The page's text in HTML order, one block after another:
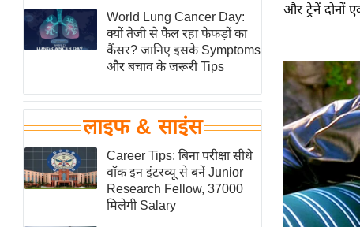
News
लाइफस्टाइल
टेक्नॉलॉजी
ब्यूटी/फैशन
घरेलू नुस्खे
पर्यटन स्थल
फिटनेस मंत्रा
रिलेशनशिप
World Lung Cancer Day:
क्यों तेजी से फैल रहा फेफड़ों का
कैंसर? जानिए इसके Symptoms
और बचाव के जरूरी Tips
लाइफ & साइंस
Career Tips: बिना परीक्षा सीधे
वॉक इन इंटरव्यू से बनें Junior
Research Fellow, 37000
मिलेगी Salary
और ट्रेनें दोनों